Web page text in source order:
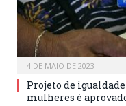
4 DE MAIO DE 2023
Projeto de
mulheres é